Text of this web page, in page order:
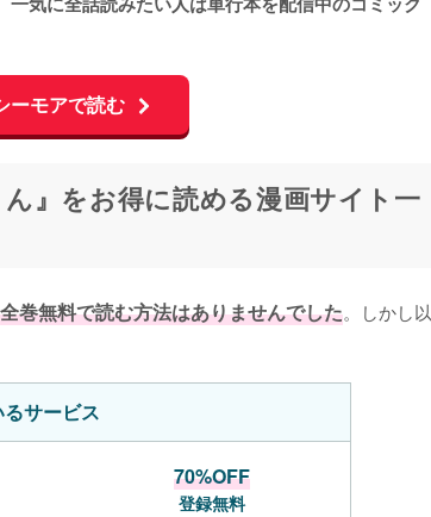
ーモアで読む
』をお得に読める漫画サイト一
全巻無料で読む方法はありませんでした。しかし以
サービス
70%OFF
登録無料